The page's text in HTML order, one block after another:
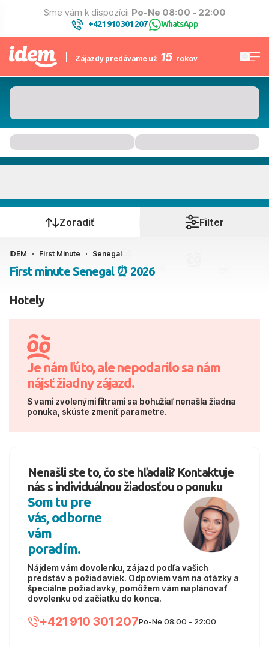
Sme vám k dispozícii Po-Ne 08:00 - 22:00
+421 910 301 207| WhatsApp
Zájazdy predávame už 15 rokov
Kedy cestujete?
Ako cestujete?
2 dospelí, 0 deti
Zoradiť Filter
IDEM First Minute Senegal
First minute Senegal ⏰ 2026
Hotely
Je nám ľúto, ale nepodarilo sa nám
nájsť žiadny zájazd.
S vami zvolenými filtrami sa bohužiaľ nenašla žiadna
ponuka, skúste zmeniť parametre.
Nenašli ste to, čo ste hľadali? Kontaktuje
nás s individuálnou žiadosťou o ponuku
Som tu pre
vás, odborne
vám
poradím.
Nájdem vám dovolenku, zájazd podľa vašich
predstáv a požiadaviek. Odpoviem vám na otázky a
špeciálne požiadavky, pomôžem vám naplánovať
dovolenku od začiatku do konca.
+421 910 301 207Po-Ne 08:00 - 22:00